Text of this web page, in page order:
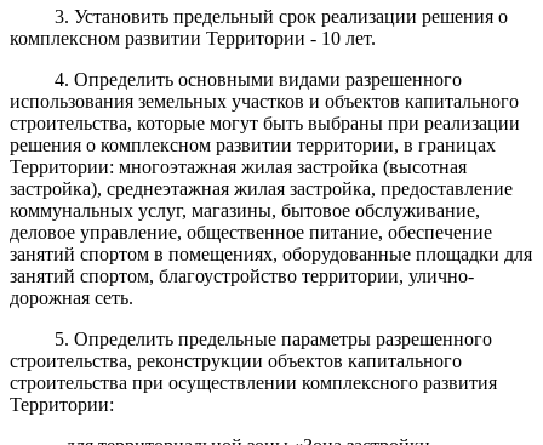
3. Установить предельный срок реализации решения о
комплексном развитии Территории - 10 лет.
4. Определить основными видами разрешенного
использования земельных участков и объектов капитального
строительства, которые могут быть выбраны при реализации
решения о комплексном развитии территории, в границах
Территории: многоэтажная жилая застройка (высотная
застройка), среднеэтажная жилая застройка, предоставление
коммунальных услуг, магазины, бытовое обслуживание,
деловое управление, общественное питание, обеспечение
занятий спортом в помещениях, оборудованные площадки для
занятий спортом, благоустройство территории, улично-
дорожная сеть.
5. Определить предельные параметры разрешенного
строительства, реконструкции объектов капитального
строительства при осуществлении комплексного развития
Территории: